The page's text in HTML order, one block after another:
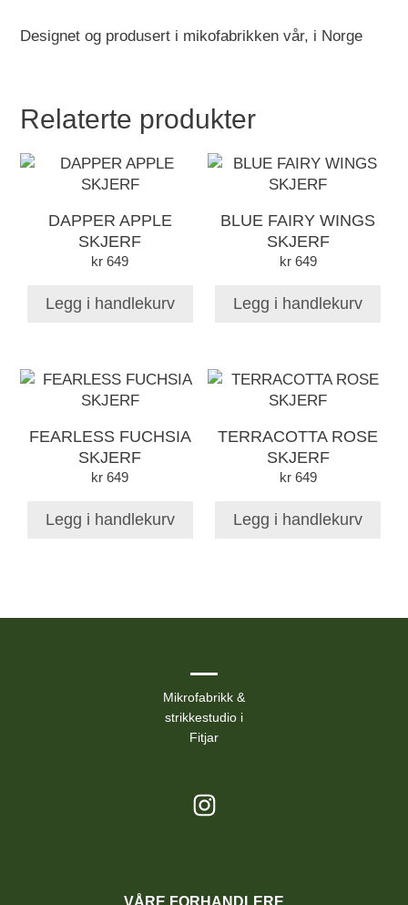
Designet og produsert i mikofabrikken vår, i Norge
Relaterte produkter
DAPPER APPLE
SKJERF
kr 649
Legg i handlekurv
BLUE FAIRY WINGS
SKJERF
kr649
Legg i handlekurv
FEARLESS FUCHSIA
SKJERF
kr 649
Legg i handlekurv
TERRACOTTA ROSE
SKJERF
kr649
Legg i handlekurv
Mikrofabrikk &
strikkestudio i
Fitjar
VÅRE FORHANDLERE